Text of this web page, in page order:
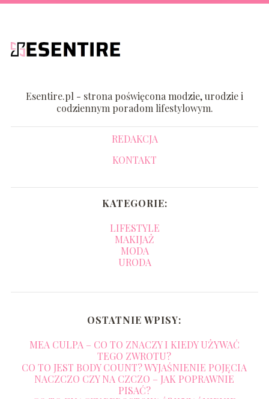
Esentire.pl - strona poświęcona modzie, urodzie i
codziennym poradom lifestylowym.
REDAKCJA
KONTAKT
KATEGORIE:
LIFESTYLE
MAKIJAŻ
MODA
URODA
OSTATNIE WPISY:
MEA CULPA – CO TO ZNACZY I KIEDY UŻYWAĆ
TEGO ZWROTU?
CO TO JEST BODY COUNT? WYJAŚNIENIE POJĘCIA
NACZCZO CZY NA CZCZO – JAK POPRAWNIE
PISAĆ?